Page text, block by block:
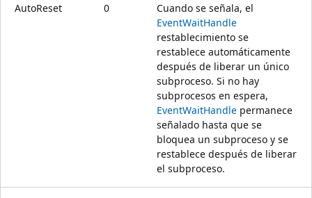
AutoReset 0
Cuando se señala, el
EventWaitHandle
restablecimiento se
restablece automáticamente
después de liberar un único
subproceso. Si no hay
subprocesos en espera,
EventWaitHandle permanece
señalado hasta que se
bloquea un subproceso y se
restablece después de liberar
el subproceso.